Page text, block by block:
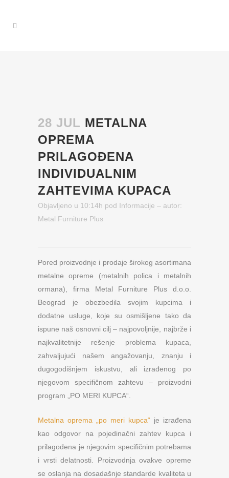
28 JUL METALNA
OPREMA
PRILAGOĐENA
INDIVIDUALNIM
ZAHTEVIMA KUPACA
Objavljeno u 10:14h pod Informacije – autor:
Metal Furniture Plus
Pored proizvodnje i prodaje širokog asortimana
metalne opreme (metalnih polica i metalnih
ormana), firma Metal Furniture Plus d.o.o.
Beograd je obezbedila svojim kupcima i
dodatne usluge, koje su osmišljene tako da
ispune naš osnovni cilj – najpovoljnije, najbrže i
najkvalitetnije rešenje problema kupaca,
zahvaljujući našem angažovanju, znanju i
dugogodišnjem iskustvu, ali izrađenog po
njegovom specifičnom zahtevu – proizvodni
program „PO MERI KUPCA“.
Metalna oprema „po meri kupca“ je izrađena
kao odgovor na pojedinačni zahtev kupca i
prilagođena je njegovim specifičnim potrebama
i vrsti delatnosti. Proizvodnja ovakve opreme
se oslanja na dosadašnje standarde kvaliteta u